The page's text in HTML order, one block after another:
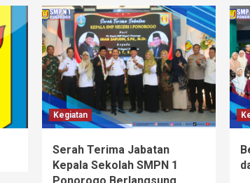
Kegiatan
Serah Terima Jabatan
Kepala Sekolah SMPN 1
Ponorogo Berlangsung